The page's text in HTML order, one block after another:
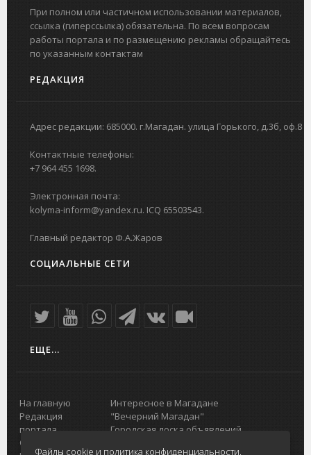
При полном или частичном использовании материалов,
ссылка (гиперссылка) обязательна. По всем вопросам
работы портала и по размещению рекламы обращайтесь
по указанным контактам
РЕДАКЦИЯ
Адрес редакции: 685000. г.Магадан. улица Горького, д.3б, оф.8
Контактные телефоны:
+7 964 455 1698.
Электронная почта:
kolyma-inform@yandex.ru. ICQ 65503543.
Главный редактор Ф.А.Жаров
СОЦИАЛЬНЫЕ СЕТИ
ЕЩЕ...
На главную
Редакция
портала
О проекте
Интересное в Магадане
"Вечерний Магадан"
Городская доска объявлений
Файлы cookie и политика конфиденциальности.